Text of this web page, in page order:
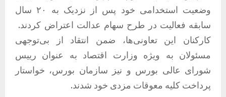
وضعیت استخدامی خود پس از نزدیک به ۲۰ سال
سابقه فعالیت در طرح سهام عدالت اعتراض کردند.
کارکنان این تعاونی‌ها، ضمن انتقاد از بی‌توجهی
مسئولان به ویژه وزارت اقتصاد به عنوان رییس
شورای عالی بورس و نیز سازمان بورس، خواستار
پرداخت کلیه معوقات مزدی خود شدند.